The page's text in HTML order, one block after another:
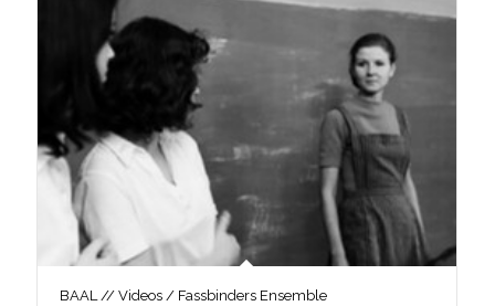
BAAL // Videos / Fassbinders Ensemble